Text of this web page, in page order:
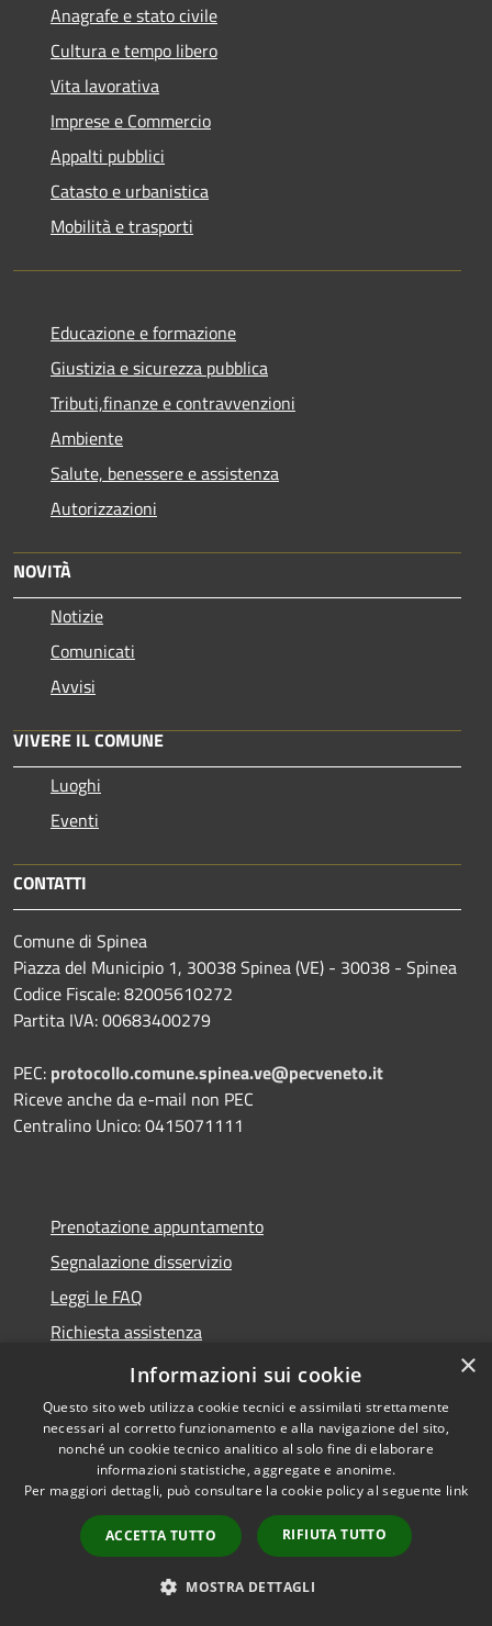
Anagrafe e stato civile
Cultura e tempo libero
Vita lavorativa
Imprese e Commercio
Appalti pubblici
Catasto e urbanistica
Mobilità e trasporti
Educazione e formazione
Giustizia e sicurezza pubblica
Tributi,finanze e contravvenzioni
Ambiente
Salute, benessere e assistenza
Autorizzazioni
NOVITÀ
Notizie
Comunicati
Avvisi
VIVERE IL COMUNE
Luoghi
Eventi
CONTATTI
Comune di Spinea
Piazza del Municipio 1, 30038 Spinea (VE) - 30038 - Spinea
Codice Fiscale: 82005610272
Partita IVA: 00683400279
PEC: protocollo.comune.spinea.ve@pecveneto.it
Riceve anche da e-mail non PEC
Centralino Unico: 0415071111
Prenotazione appuntamento
Segnalazione disservizio
Leggi le FAQ
Richiesta assistenza
Amministrazione trasparente
Albo pretorio
Informativa privacy
Note legali
Whistleblowing
×
Informazioni sui cookie
Questo sito web utilizza cookie tecnici e assimilati strettamente
necessari al corretto funzionamento e alla navigazione del sito,
nonché un cookie tecnico analitico al solo fine di elaborare
informazioni statistiche, aggregate e anonime.
Per maggiori dettagli, può consultare la cookie policy al seguente link
ACCETTA TUTTO RIFIUTA TUTTO
MOSTRA DETTAGLI